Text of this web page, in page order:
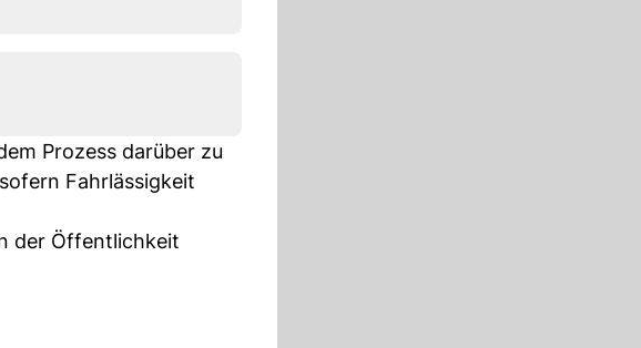
Prozess darüber zu
Fahrlässigkeit
der Öffentlichkeit